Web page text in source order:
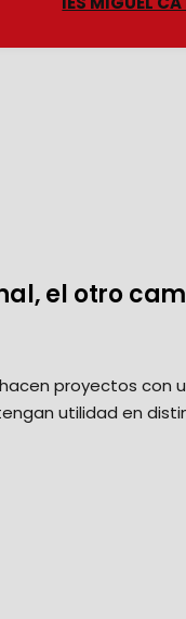
el otro
proyectos con
utilidad en